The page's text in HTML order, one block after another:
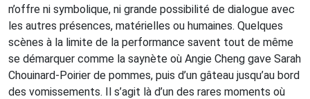
n’offre ni symbolique, ni grande possibilité de dialogue avec
les autres présences, matérielles ou humaines. Quelques
scènes à la limite de la performance savent tout de même
se démarquer comme la saynète où Angie Cheng gave Sarah
Chouinard-Poirier de pommes, puis d’un gâteau jusqu’au bord
des vomissements. Il s’agit là d’un des rares moments où